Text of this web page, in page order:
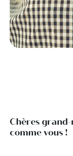
Chères grand-
comme vous !